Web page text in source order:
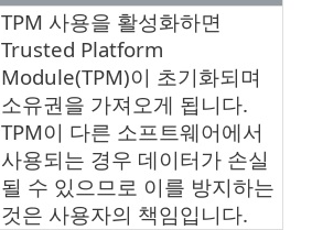
TPM 사용을 활성화하면
Trusted Platform
Module(TPM)이 초기화되며
소유권을 가져오게 됩니다.
TPM이 다른 소프트웨어에서
사용되는 경우 데이터가 손실
될 수 있으므로 이를 방지하는
것은 사용자의 책임입니다.